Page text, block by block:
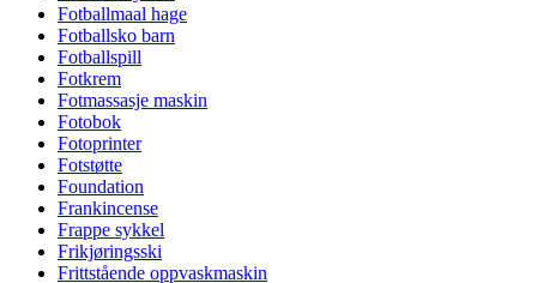
Fotballmaal hage
Fotballsko barn
Fotballspill
Fotkrem
Fotmassasje maskin
Fotobok
Fotoprinter
Fotstøtte
Foundation
Frankincense
Frappe sykkel
Frikjøringsski
Frittstående oppvaskmaskin